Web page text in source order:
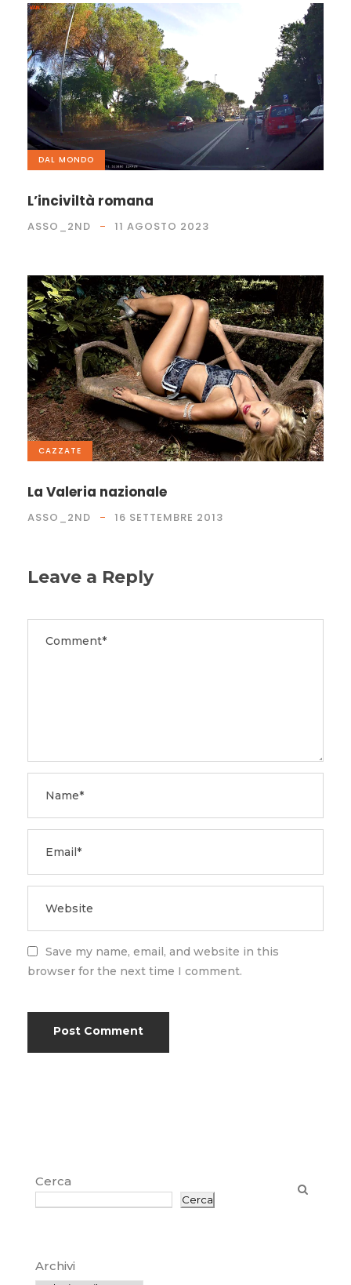
DAL MONDO
L’inciviltà romana
ASSO_2ND 11 AGOSTO 2023
CAZZATE
La Valeria nazionale
ASSO_2ND 16 SETTEMBRE 2013
Leave a Reply
Save my name, email, and website in this
browser for the next time I comment.
Cerca
Cerca
Archivi